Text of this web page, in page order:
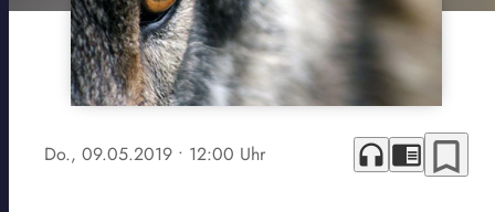
Do., 09.05.2019 • 12:00 Uhr headphones chrome_reader_mode bookmark_border